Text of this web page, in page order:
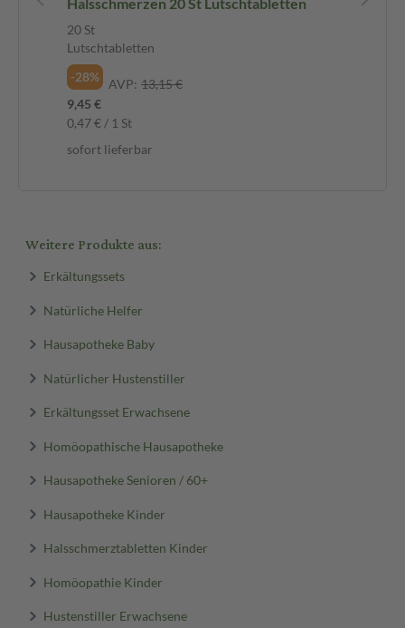
20 St
Lutschtabletten
-28%
AVP: 13,15 €
9,45 €
0,47 € / 1 St
sofort lieferbar
Weitere Produkte aus:
Erkältungssets
Natürliche Helfer
Hausapotheke Baby
Natürlicher Hustenstiller
Erkältungsset Erwachsene
Homöopathische Hausapotheke
Hausapotheke Senioren / 60+
Hausapotheke Kinder
Halsschmerztabletten Kinder
Homöopathie Kinder
Hustenstiller Erwachsene